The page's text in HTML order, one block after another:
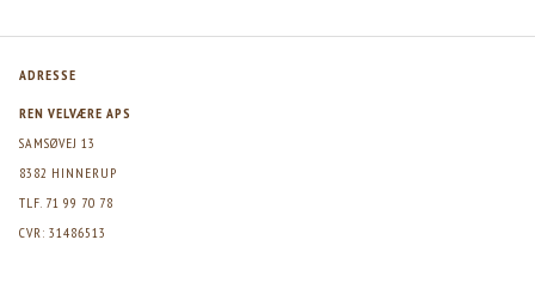
ADRESSE
REN VELVÆRE APS
SAMSØVEJ 13
8382 HINNERUP
TLF. 71 99 70 78
CVR: 31486513